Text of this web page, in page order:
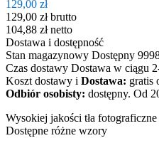
129,00 zł
129,00 zł brutto
104,88 zł netto
Dostawa i dostępność
Stan magazynowy Dostępny
Czas dostawy Dostawa w ciągu
Koszt dostawy i Dostawa: gratis
Odbiór osobisty: dostępny. Od
Wysokiej jakości tła fotograficzne
Dostępne różne wzory